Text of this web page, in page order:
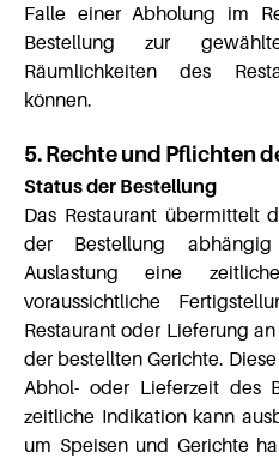
Falle einer Abholung im
Bestellung zur
Räumlichkeiten des
können.
5. Rechte und Pflichten
Status der Bestellung
Das Restaurant übermittelt
der Bestellung
Auslastung eine
voraussichtliche
Restaurant oder Lieferung
der bestellten Gerichte.
Abhol- oder Lieferzeit des
zeitliche Indikation kann
um Speisen und Gerichte